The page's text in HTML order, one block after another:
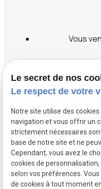
Vous
Le secret de nos
Le respect de votre
Notre site utilise des
navigation et vous offrir un
strictement nécessaires
base de notre site et ne
Cependant, vous avez le
cookies de
selon vos préférences.
de cookies à tout moment